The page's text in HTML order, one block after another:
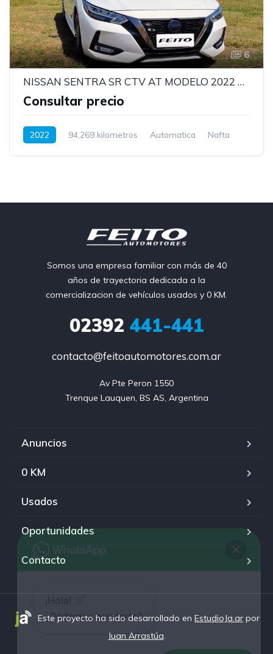
6
NISSAN SENTRA SR CTV AT MODELO 2022 MOTOR 2.0
Consultar precio
2022 94,269 kilometros Automatica
Nafta
Somos una empresa familiar con más de 40
años de trayectoria dedicada a la
comercializacion de vehículos usados y 0 KM.
02392 441-441
contacto@feitoautomotores.com.ar
Av Pte Peron 1550
Trenque Lauquen, BS AS, Argentina
Anuncios
0 KM
Usados
Oportunidades
Contacto
Este proyecto ha sido desarrollado en EstudioJa.ar por
Juan Arrastúa.
¡Hola!
¿Podemos ayudarte?